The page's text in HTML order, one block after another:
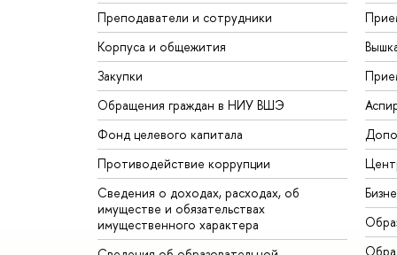
Преподаватели и сотрудники
Корпуса и общежития
Закупки
Обращения граждан в НИУ ВШЭ
Фонд целевого капитала
Противодействие коррупции
Сведения о доходах, расходах, об
имуществе и обязательствах
имущественного характера